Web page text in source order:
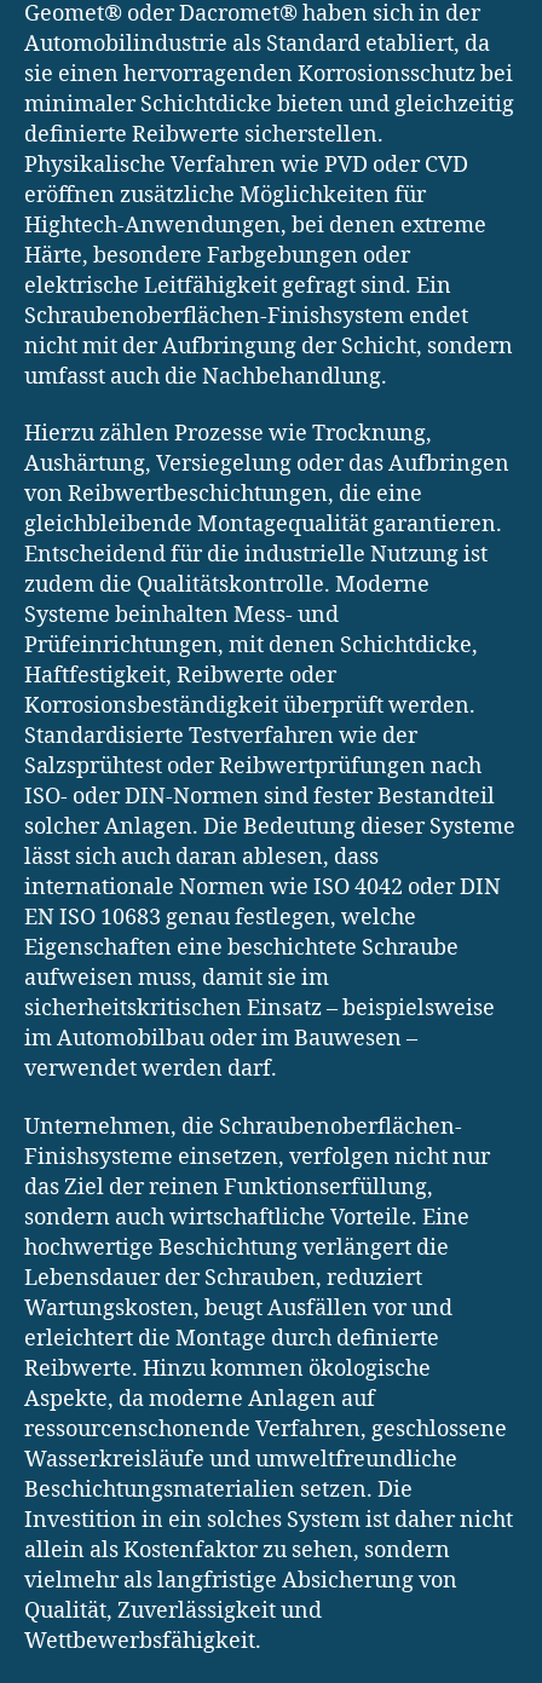
Geomet® oder Dacromet® haben sich in der
Automobilindustrie als Standard etabliert, da
sie einen hervorragenden Korrosionsschutz bei
minimaler Schichtdicke bieten und gleichzeitig
definierte Reibwerte sicherstellen.
Physikalische Verfahren wie PVD oder CVD
eröffnen zusätzliche Möglichkeiten für
Hightech-Anwendungen, bei denen extreme
Härte, besondere Farbgebungen oder
elektrische Leitfähigkeit gefragt sind. Ein
Schraubenoberflächen-Finishsystem endet
nicht mit der Aufbringung der Schicht, sondern
umfasst auch die Nachbehandlung.
Hierzu zählen Prozesse wie Trocknung,
Aushärtung, Versiegelung oder das Aufbringen
von Reibwertbeschichtungen, die eine
gleichbleibende Montagequalität garantieren.
Entscheidend für die industrielle Nutzung ist
zudem die Qualitätskontrolle. Moderne
Systeme beinhalten Mess- und
Prüfeinrichtungen, mit denen Schichtdicke,
Haftfestigkeit, Reibwerte oder
Korrosionsbeständigkeit überprüft werden.
Standardisierte Testverfahren wie der
Salzsprühtest oder Reibwertprüfungen nach
ISO- oder DIN-Normen sind fester Bestandteil
solcher Anlagen. Die Bedeutung dieser Systeme
lässt sich auch daran ablesen, dass
internationale Normen wie ISO 4042 oder DIN
EN ISO 10683 genau festlegen, welche
Eigenschaften eine beschichtete Schraube
aufweisen muss, damit sie im
sicherheitskritischen Einsatz – beispielsweise
im Automobilbau oder im Bauwesen –
verwendet werden darf.
Unternehmen, die Schraubenoberflächen-
Finishsysteme einsetzen, verfolgen nicht nur
das Ziel der reinen Funktionserfüllung,
sondern auch wirtschaftliche Vorteile. Eine
hochwertige Beschichtung verlängert die
Lebensdauer der Schrauben, reduziert
Wartungskosten, beugt Ausfällen vor und
erleichtert die Montage durch definierte
Reibwerte. Hinzu kommen ökologische
Aspekte, da moderne Anlagen auf
ressourcenschonende Verfahren, geschlossene
Wasserkreisläufe und umweltfreundliche
Beschichtungsmaterialien setzen. Die
Investition in ein solches System ist daher nicht
allein als Kostenfaktor zu sehen, sondern
vielmehr als langfristige Absicherung von
Qualität, Zuverlässigkeit und
Wettbewerbsfähigkeit.